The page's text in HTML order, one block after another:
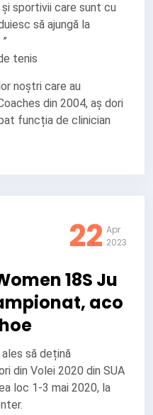
sportivii care sunt cu
să ajungă la
tenis
noștri care au
din 2004, aș dori
funcția de clinician
22 Apr
2023
18S Ju
aco
să dețină
din Volei 2020 din SUA
loc 1-3 mai 2020, la